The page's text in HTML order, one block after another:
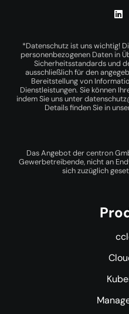
*Datenschutz ist uns wichtig!
personenbezogenen Daten in
Sicherheitsstandards und
ausschließlich für den
Bereitstellung von
Dienstleistungen. Sie können
indem Sie uns unter
Details finden Sie in
Das Angebot der centron
Gewerbetreibende, nicht an
sich zuzüglich